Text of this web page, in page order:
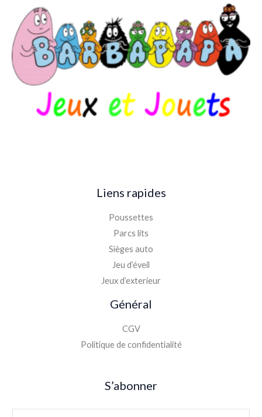
Liens rapides
Poussettes
Parcs lits
Sièges auto
Jeu d’éveil
Jeux d’exterieur
Général
CGV
Politique de confidentialité
S’abonner